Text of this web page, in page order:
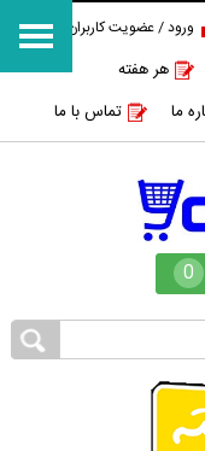
ورود / عضویت کاربران
هر هفته
ما تماس با ما
0